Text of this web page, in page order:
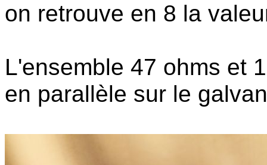
on retrouve en 8 la
L'ensemble 47 ohms et
en parallèle sur le